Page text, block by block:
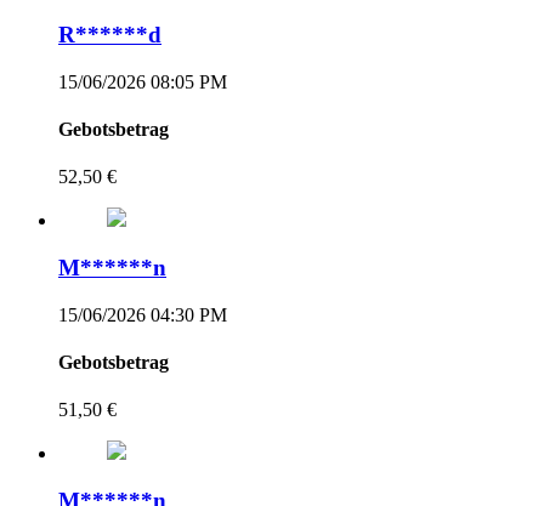
R******d
15/06/2026 08:05 PM
Gebotsbetrag
52,50 €
M******n
15/06/2026 04:30 PM
Gebotsbetrag
51,50 €
M******n